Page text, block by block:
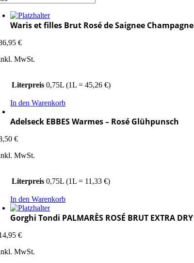
Waris et filles Brut Rosé de Saignee Champagne
€
MwSt.
Literpreis 0,75L (1L = 45,26 €)
In den Warenkorb
Adelseck EBBES Warmes – Rosé Glühpunsch
€
MwSt.
Literpreis 0,75L (1L = 11,33 €)
In den Warenkorb
Gorghi Tondi PALMARÈS ROSÉ BRUT EXTRA DRY
€
MwSt.